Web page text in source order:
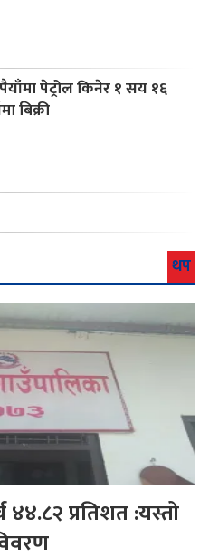
पेट्रोल किनेर १ सय १६
बिक्री
थप
प्रतिशत :यस्तो